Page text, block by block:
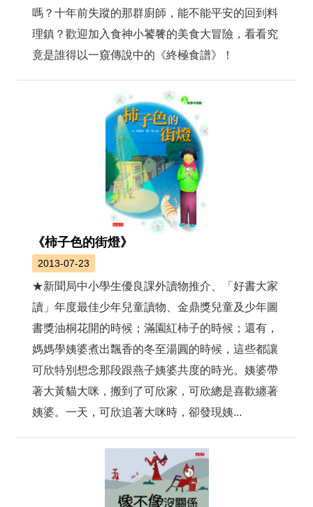
嗎？十年前失蹤的那群廚師，能不能平安的回到料
理鎮？歡迎加入食神小饕餮的美食大冒險，看看究
竟是誰得以一窺傳說中的《終極食譜》！
《柿子色的街燈》
2013-07-23
★新聞局中小學生優良課外讀物推介、「好書大家
讀」年度最佳少年兒童讀物、金鼎獎兒童及少年圖
書獎油桐花開的時候；滿園紅柿子的時候；還有，
媽媽學姨婆煮出飄香的冬至湯圓的時候，這些都讓
可欣特別想念那段跟燕子姨婆共度的時光。姨婆帶
著大黃貓大咪，搬到了可欣家，可欣總是喜歡纏著
姨婆。一天，可欣追著大咪時，卻發現姨...